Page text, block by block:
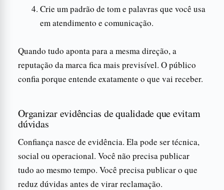
Crie um padrão de tom e palavras que você usa
em atendimento e comunicação.
Quando tudo aponta para a mesma direção, a
reputação da marca fica mais previsível. O público
confia porque entende exatamente o que vai receber.
Organizar evidências de qualidade que evitam
dúvidas
Confiança nasce de evidência. Ela pode ser técnica,
social ou operacional. Você não precisa publicar
tudo ao mesmo tempo. Você precisa publicar o que
reduz dúvidas antes de virar reclamação.